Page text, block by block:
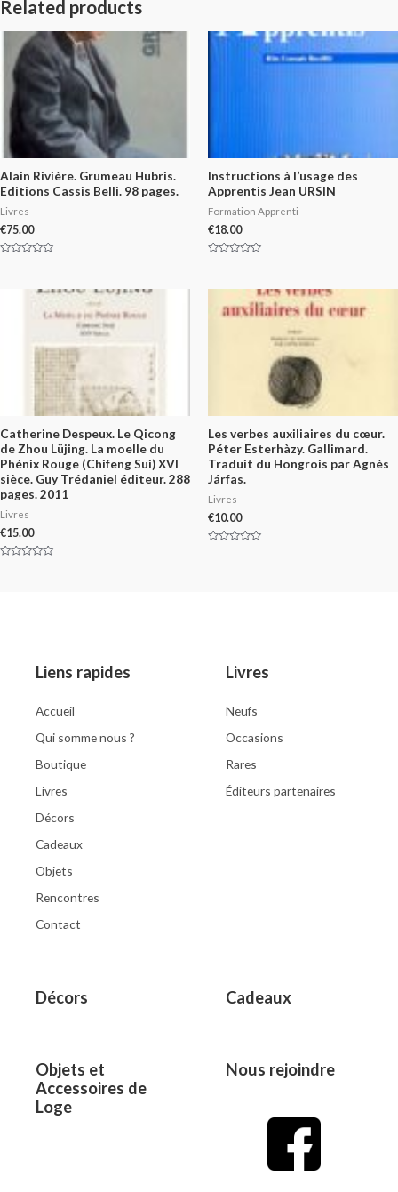
Related products
Alain Rivière. Grumeau Hubris.
Editions Cassis Belli. 98 pages.
Livres
€75.00
Instructions à l’usage des
Apprentis Jean URSIN
Formation Apprenti
€18.00
of
Catherine Despeux. Le Qicong
de Zhou Lüjing. La moelle du
Phénix Rouge (Chifeng Sui) XVI
sièce. Guy Trédaniel éditeur. 288
pages. 2011
Livres
€15.00
Les verbes auxiliaires du cœur.
Péter Esterhàzy. Gallimard.
Traduit du Hongrois par Agnès
Járfas.
Livres
€10.00
Liens rapides
Accueil
Qui somme nous ?
Boutique
Livres
Décors
Cadeaux
Objets
Rencontres
Contact
Livres
Neufs
Occasions
Rares
Éditeurs partenaires
Décors Cadeaux
Objets et
Accessoires de
Loge
Nous rejoindre